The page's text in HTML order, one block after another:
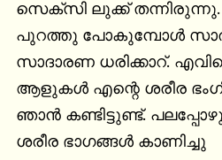
സെക്സി ലുക്ക് തന്നിരുന്നു.
പുറത്തു പോകുമ്പോൾ
സാദാരണ ധരിക്കാറ്.
ആളുകൾ എന്റെ ശരീര
ഞാൻ കണ്ടിട്ടുണ്ട്.
ശരീര ഭാഗങ്ങൾ കാണിച്ചു